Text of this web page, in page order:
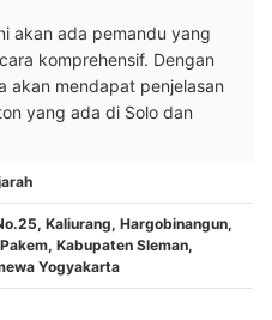
akan ada pemandu yang
komprehensif. Dengan
akan mendapat penjelasan
yang ada di Solo dan
Kaliurang, Hargobinangun,
Kabupaten Sleman,
Yogyakarta